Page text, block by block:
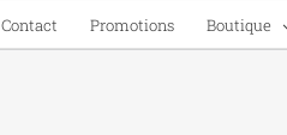
Contact Promotions Boutique